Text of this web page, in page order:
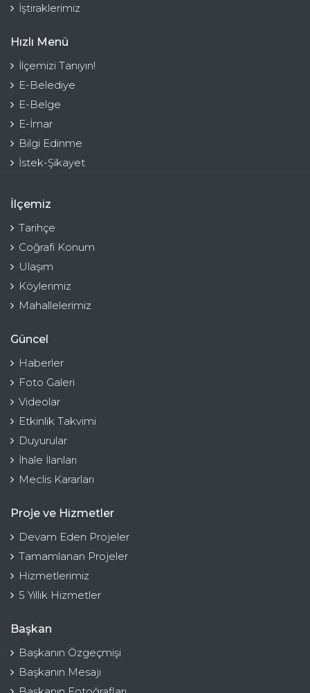
İştiraklerimiz
Hızlı Menü
İlçemizi Tanıyın!
E-Belediye
E-Belge
E-İmar
Bilgi Edinme
İstek-Şikayet
İlçemiz
Tarihçe
Coğrafi Konum
Ulaşım
Köylerimiz
Mahallelerimiz
Güncel
Haberler
Foto Galeri
Videolar
Etkinlik Takvimi
Duyurular
İhale İlanları
Meclis Kararları
Proje ve Hizmetler
Devam Eden Projeler
Tamamlanan Projeler
Hizmetlerimiz
5 Yıllık Hizmetler
Başkan
Başkanın Özgeçmişi
Başkanın Mesajı